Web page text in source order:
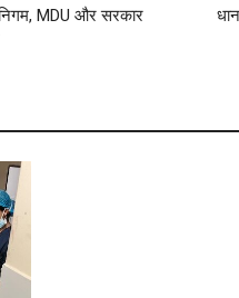
MDU और सरकार